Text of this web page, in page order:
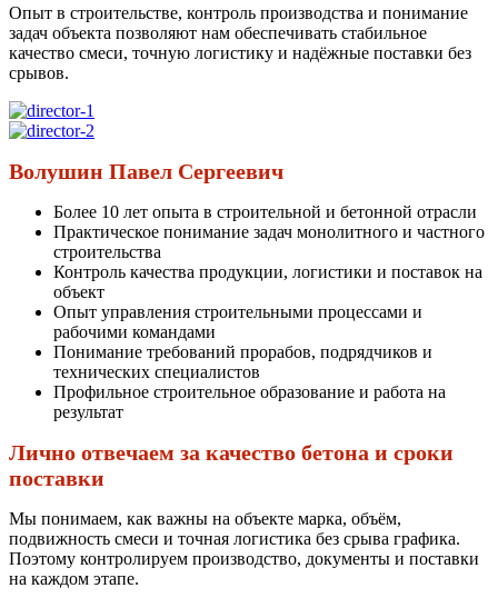
Опыт в строительстве, контроль производства и понимание
задач объекта позволяют нам обеспечивать стабильное
качество смеси, точную логистику и надёжные поставки без
срывов.
Волушин Павел Сергеевич
Более 10 лет опыта в строительной и бетонной отрасли
Практическое понимание задач монолитного и частного
строительства
Контроль качества продукции, логистики и поставок на
объект
Опыт управления строительными процессами и
рабочими командами
Понимание требований прорабов, подрядчиков и
технических специалистов
Профильное строительное образование и работа на
результат
Лично отвечаем за качество бетона и сроки
поставки
Мы понимаем, как важны на объекте марка, объём,
подвижность смеси и точная логистика без срыва графика.
Поэтому контролируем производство, документы и поставки
на каждом этапе.